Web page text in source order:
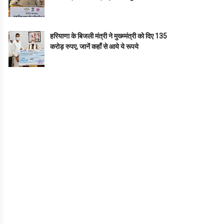
हरियाणा के बिजली मंत्री ने मुख्य्मंत्री को दिए 135
करोड़ रुपए, जानें कहाँ से आये ये रूपये